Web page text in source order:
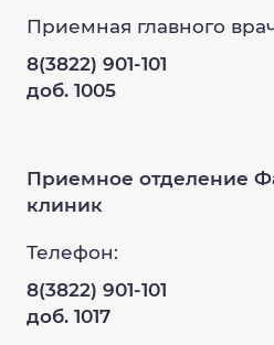
Приемная главного
8(3822) 901-101
доб. 1005
Приемное отделение
клиник
Телефон:
8(3822) 901-101
доб. 1017